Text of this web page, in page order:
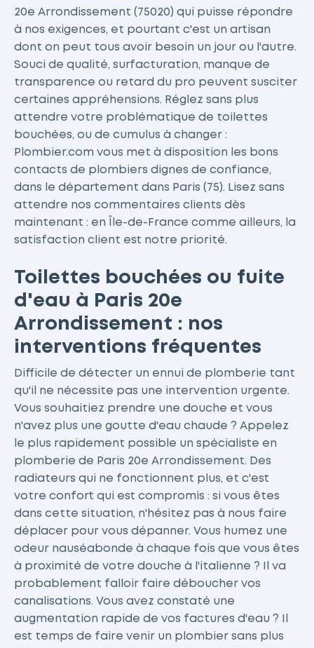
20e Arrondissement (75020) qui puisse répondre
à nos exigences, et pourtant c'est un artisan
dont on peut tous avoir besoin un jour ou l'autre.
Souci de qualité, surfacturation, manque de
transparence ou retard du pro peuvent susciter
certaines appréhensions. Réglez sans plus
attendre votre problématique de toilettes
bouchées, ou de cumulus à changer :
Plombier.com vous met à disposition les bons
contacts de plombiers dignes de confiance,
dans le département dans Paris (75). Lisez sans
attendre nos commentaires clients dès
maintenant : en Île-de-France comme ailleurs, la
satisfaction client est notre priorité.
Toilettes bouchées ou fuite
d'eau à Paris 20e
Arrondissement : nos
interventions fréquentes
Difficile de détecter un ennui de plomberie tant
qu'il ne nécessite pas une intervention urgente.
Vous souhaitiez prendre une douche et vous
n'avez plus une goutte d'eau chaude ? Appelez
le plus rapidement possible un spécialiste en
plomberie de Paris 20e Arrondissement. Des
radiateurs qui ne fonctionnent plus, et c'est
votre confort qui est compromis : si vous êtes
dans cette situation, n'hésitez pas à nous faire
déplacer pour vous dépanner. Vous humez une
odeur nauséabonde à chaque fois que vous êtes
à proximité de votre douche à l'italienne ? Il va
probablement falloir faire déboucher vos
canalisations. Vous avez constaté une
augmentation rapide de vos factures d'eau ? Il
est temps de faire venir un plombier sans plus